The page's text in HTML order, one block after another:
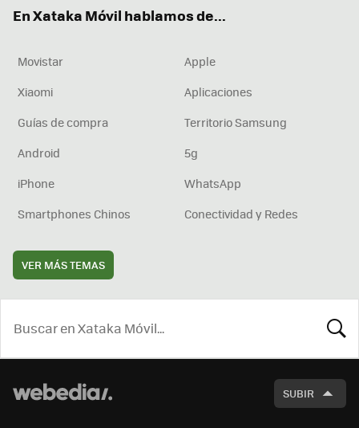
En Xataka Móvil hablamos de...
Movistar
Apple
Xiaomi
Aplicaciones
Guías de compra
Territorio Samsung
Android
5g
iPhone
WhatsApp
Smartphones Chinos
Conectividad y Redes
VER MÁS TEMAS
SUBIR